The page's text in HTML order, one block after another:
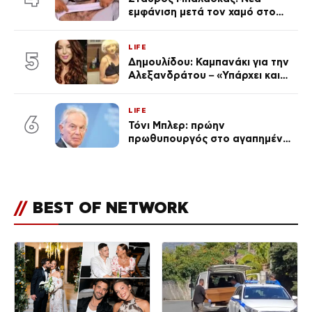
εμφάνιση μετά τον χαμό στο
5
LIFE
Δημουλίδου: Καμπανάκι για την
Αλεξανδράτου – «Υπάρχει και
6
LIFE
Τόνι Μπλερ: πρώην
πρωθυπουργός στο αγαπημένο
// BEST OF NETWORK